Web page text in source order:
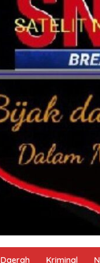
Daerah Kriminal